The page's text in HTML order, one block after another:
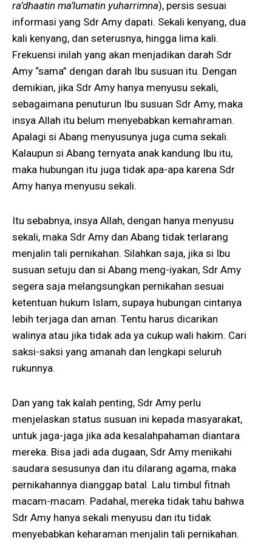
ra’dhaatin ma’lumatin yuharrimna), persis sesuai
informasi yang Sdr Amy dapati. Sekali kenyang, dua
kali kenyang, dan seterusnya, hingga lima kali.
Frekuensi inilah yang akan menjadikan darah Sdr
Amy “sama” dengan darah Ibu susuan itu. Dengan
demikian, jika Sdr Amy hanya menyusu sekali,
sebagaimana penuturun Ibu susuan Sdr Amy, maka
insya Allah itu belum menyebabkan kemahraman.
Apalagi si Abang menyusunya juga cuma sekali.
Kalaupun si Abang ternyata anak kandung Ibu itu,
maka hubungan itu juga tidak apa-apa karena Sdr
Amy hanya menyusu sekali.
Itu sebabnya, insya Allah, dengan hanya menyusu
sekali, maka Sdr Amy dan Abang tidak terlarang
menjalin tali pernikahan. Silahkan saja, jika si Ibu
susuan setuju dan si Abang meng-iyakan, Sdr Amy
segera saja melangsungkan pernikahan sesuai
ketentuan hukum Islam, supaya hubungan cintanya
lebih terjaga dan aman. Tentu harus dicarikan
walinya atau jika tidak ada ya cukup wali hakim. Cari
saksi-saksi yang amanah dan lengkapi seluruh
rukunnya.
Dan yang tak kalah penting, Sdr Amy perlu
menjelaskan status susuan ini kepada masyarakat,
untuk jaga-jaga jika ada kesalahpahaman diantara
mereka. Bisa jadi ada dugaan, Sdr Amy menikahi
saudara sesusunya dan itu dilarang agama, maka
pernikahannya dianggap batal. Lalu timbul fitnah
macam-macam. Padahal, mereka tidak tahu bahwa
Sdr Amy hanya sekali menyusu dan itu tidak
menyebabkan keharaman menjalin tali pernikahan.